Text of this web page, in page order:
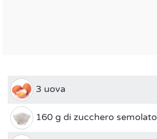
3 uova
160 g di zucchero semolato